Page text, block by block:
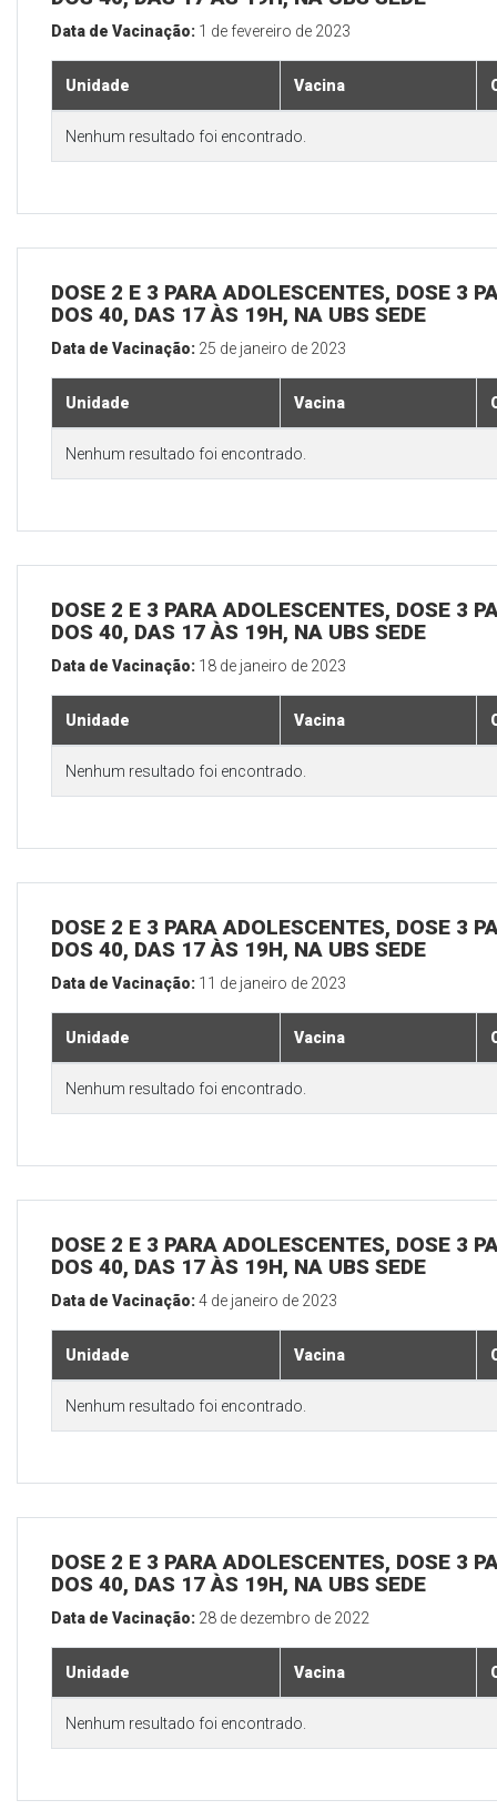
Data de Vacinação: 1 de fevereiro de 2023
Unidade Vacina
Nenhum resultado foi encontrado.
DOSE 2 E 3 PARA ADOLESCENTES, DOSE 3
DOS 40, DAS 17 ÀS 19H, NA UBS SEDE
Data de Vacinação: 25 de janeiro de 2023
Unidade Vacina
Nenhum resultado foi encontrado.
DOSE 2 E 3 PARA ADOLESCENTES, DOSE 3
DOS 40, DAS 17 ÀS 19H, NA UBS SEDE
Data de Vacinação: 18 de janeiro de 2023
Unidade Vacina
Nenhum resultado foi encontrado.
DOSE 2 E 3 PARA ADOLESCENTES, DOSE 3
DOS 40, DAS 17 ÀS 19H, NA UBS SEDE
Data de Vacinação: 11 de janeiro de 2023
Unidade Vacina
Nenhum resultado foi encontrado.
DOSE 2 E 3 PARA ADOLESCENTES, DOSE 3
DOS 40, DAS 17 ÀS 19H, NA UBS SEDE
Data de Vacinação:4 de janeiro de 2023
Unidade Vacina
Nenhum resultado foi encontrado.
DOSE 2 E 3 PARA ADOLESCENTES, DOSE 3
DOS 40, DAS 17 ÀS 19H, NA UBS SEDE
Data de Vacinação: 28 de dezembro de 2022
Unidade Vacina
Nenhum resultado foi encontrado.